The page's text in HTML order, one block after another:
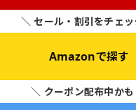
＼ セール・割引をチェ
Amazonで探す
＼ クーポン配布中か